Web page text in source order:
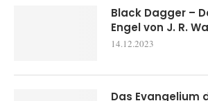
Black Dagger –
Engel von J. R.
14.12.2023
Das Evangelium